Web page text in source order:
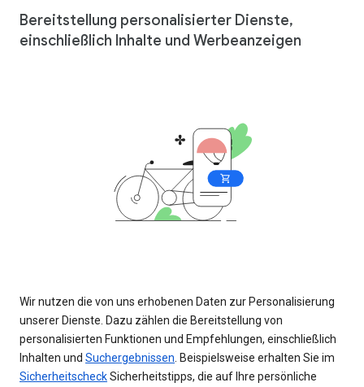
Bereitstellung personalisierter Dienste,
einschließlich Inhalte und Werbeanzeigen
Wir nutzen die von uns erhobenen Daten zur Personalisierung
unserer Dienste. Dazu zählen die Bereitstellung von
personalisierten Funktionen und Empfehlungen, einschließlich
Inhalten und Suchergebnissen . Beispielsweise erhalten Sie im
SicherheitscheckSicherheitstipps, die auf Ihre persönliche